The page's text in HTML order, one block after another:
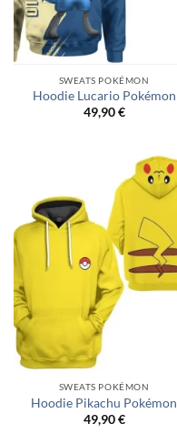
SWEATS POKÉMON
Hoodie Lucario Pokémon
49,90€
SWEATS POKÉMON
Hoodie Pikachu Pokémon
49,90€